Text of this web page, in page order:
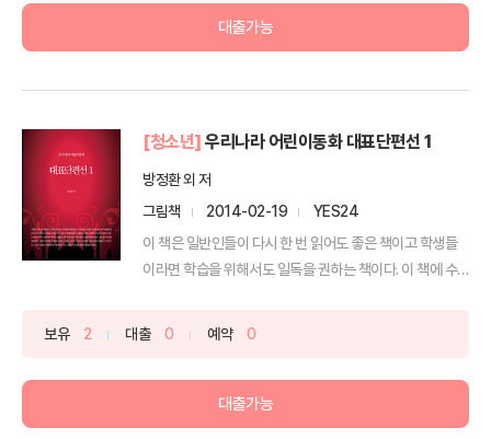
대출가능
[청소년] 우리나라 어린이동화 대표단편선 1
방정환 외 저
그림책
2014-02-19
YES24
이 책은 일반인들이 다시 한 번 읽어도 좋은 책이고 학생들
이라면 학습을 위해서도 일독을 권하는 책이다. 이 책에 수
보유 2 대출 0 예약 0
대출가능